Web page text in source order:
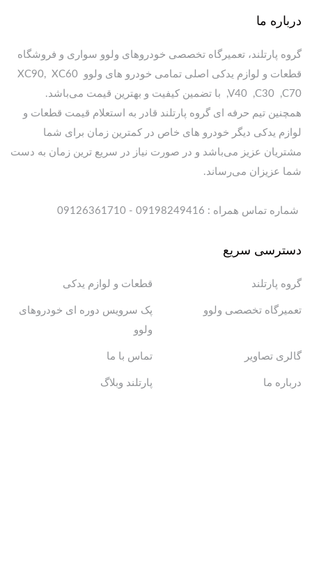
درباره ما
گروه پارتلند، تعمیرگاه تخصصی خودروهای ولوو سواری و فروشگاه
قطعات و لوازم یدکی اصلی تمامی خودرو های ولوو XC90, XC60
,V40 ,C30 ,C70 با تضمین کیفیت و بهترین قیمت می‌باشد.
همچنین تیم حرفه ای گروه پارتلند قادر به استعلام قیمت قطعات و
لوازم یدکی دیگر خودرو های خاص در کمترین زمان برای شما
مشتریان عزیز می‌باشد و در صورت نیاز در سریع ترین زمان به دست
شما عزیزان می‌رساند.
شماره تماس همراه : 09198249416 - 09126361710
دسترسی سریع
گروه پارتلند قطعات و لوازم یدکی
تعمیرگاه تخصصی ولوو
پک سرویس دوره ای خودروهای
ولوو
گالری تصاویر تماس با ما
درباره ما پارتلند وبلاگ